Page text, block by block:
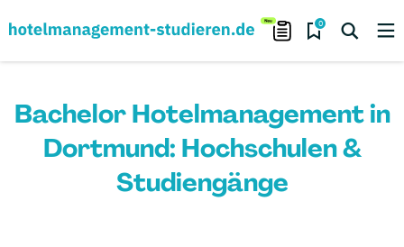
0
Bachelor Hotelmanagement in
Dortmund: Hochschulen &
Studiengänge